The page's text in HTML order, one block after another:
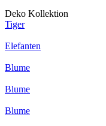
Deko Kollektion
Tiger
Elefanten
Blume
Blume
Blume